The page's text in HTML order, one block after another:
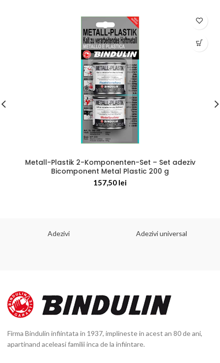
Metall-Plastik 2-Komponenten-Set – Set adeziv
Bicomponent Metal Plastic 200 g
157,50 lei
Adezivi Adezivi universal
Firma Bindulin infiintata in 1937, implineste in acest an 80 de ani,
apartinand aceleasi familii inca de la infiintare.